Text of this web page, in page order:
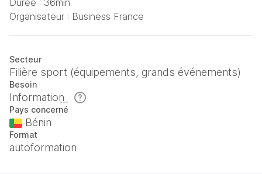
Durée : 36min
Organisateur : Business France
Secteur
Filière sport (équipements, grands événements)
Besoin
Information
Pays concerné
Bénin
Format
autoformation